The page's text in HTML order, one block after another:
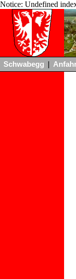
Notice: Undefined
Schwabegg